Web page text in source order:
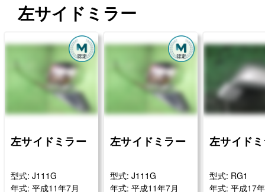
左サイドミラー
左サイドミラー
型式: J111G
年式: 平成11年7月
左サイドミラー
型式: J111G
年式: 平成11年7月
左サイド
型式: RG1
年式: 平成17